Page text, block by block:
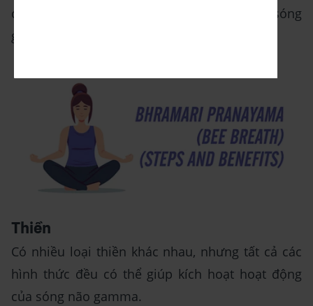
cũng đã được chứng minh là giúp kích thích sóng
gamma.
Thiền
Có nhiều loại thiền khác nhau, nhưng tất cả các
hình thức đều có thể giúp kích hoạt hoạt động
của sóng não gamma.